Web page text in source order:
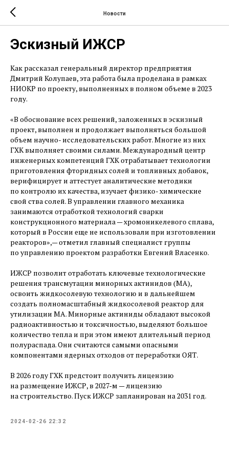
Новости
Эскизный ИЖСР
Как рассказал генеральный директор предприятия
Дмитрий Колупаев, эта работа была проделана в рамках
НИОКР по проекту, выполненных в полном объеме в 2023
году.
«В обоснование всех решений, заложенных в эскизный
проект, выполнен и продолжает выполняться большой
объем научно- исследовательских работ. Многие из них
ГХК выполняет своими силами. Международный центр
инженерных компетенций ГХК отрабатывает технологии
приготовления фторидных солей и топливных добавок,
верифицирует и аттестует аналитические методики
по контролю их качества, изучает физико- химические
свой ства солей. В управлении главного механика
занимаются отработкой технологий сварки
конструкционного материала — ​хромоникелевого сплава,
который в России еще не использовали при изготовлении
реакторов», — ​отметил главный специалист группы
по управлению проектом разработки Евгений Власенко.
ИЖСР позволит отработать ключевые технологические
решения трансмутации минорных актинидов (МА),
освоить жидкосолевую технологию и в дальнейшем
создать полномасштабный жидкосолевой реактор для
утилизации МА. Минорные актиниды обладают высокой
радиоактивностью и токсичностью, выделяют большое
количество тепла и при этом имеют длительный период
полураспада. Они считаются самыми опасными
компонентами ядерных отходов от переработки ОЯТ.
В 2026 году ГХК предстоит получить лицензию
на размещение ИЖСР, в 2027‑м — ​лицензию
на строительство. Пуск ИЖСР запланирован на 2031 год.
2024-02-26 22:32